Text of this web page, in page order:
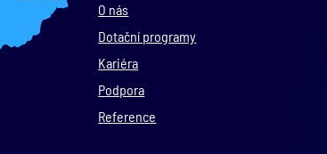
O nás
Dotační programy
Kariéra
Podpora
Reference